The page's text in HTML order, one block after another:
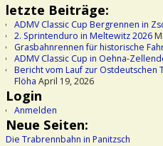
letzte Beiträge:
ADMV Classic Cup Bergrennen in
2. Sprintenduro in Meltewitz 2026
Grasbahnrennen für historische
ADMV Classic Cup in Oehna-
Bericht vom Lauf zur Ostdeutschen
Flöha April 19, 2026
Login
Anmelden
Neue Seiten:
Die Trabrennbahn in Panitzsch